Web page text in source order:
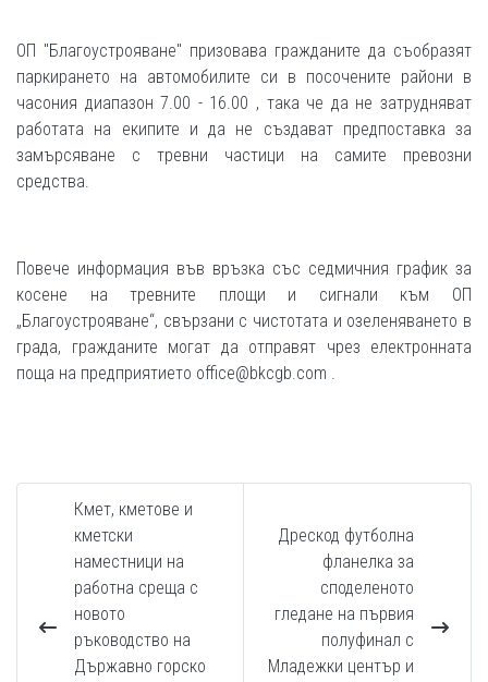
ОП "Благоустрояване" призовава гражданите да съобразят
паркирането на автомобилите си в посочените райони в
часония диапазон 7.00 - 16.00 , така че да не затрудняват
работата на екипите и да не създават предпоставка за
замърсяване с тревни частици на самите превозни
средства.
Повече информация във връзка със седмичния график за
косене на тревните площи и сигнали към ОП
„Благоустрояване“, свързани с чистотата и озеленяването в
града, гражданите могат да отправят чрез електронната
поща на предприятието office@bkcgb.com .
Кмет, кметове и
кметски
наместници на
работна среща с
новото
ръководство на
Държавно горско
Дрескод футболна
фланелка за
споделеното
гледане на първия
полуфинал с
Младежки център и